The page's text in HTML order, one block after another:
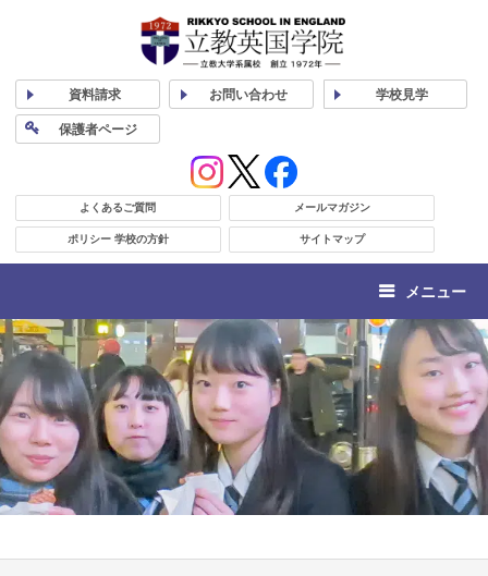
資料請求 お問い合わせ 学校見学
保護者ページ
よくあるご質問 メールマガジン
ポリシー 学校の方針 サイトマップ
メニュー